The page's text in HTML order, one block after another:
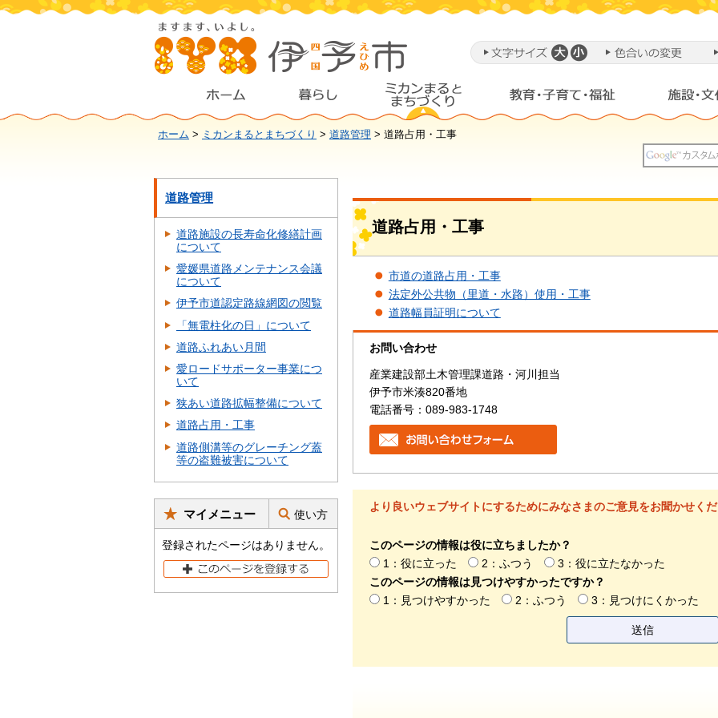
ホーム > ミカンまるとまちづくり > 道路管理 > 道路占用・工事
道路管理
道路施設の長寿命化修繕計画
について
愛媛県道路メンテナンス会議
について
伊予市道認定路線網図の閲覧
「無電柱化の日」について
道路ふれあい月間
愛ロードサポーター事業につ
いて
狭あい道路拡幅整備について
道路占用・工事
道路側溝等のグレーチング蓋
等の盗難被害について
マイメニュー 使い方
登録されたページはありません。
道路占用・工事
市道の道路占用・工事
法定外公共物（里道・水路）使用・工事
道路幅員証明について
お問い合わせ
産業建設部土木管理課道路・河川担当
伊予市米湊820番地
電話番号：089-983-1748
より良いウェブサイトにするためにみなさまのご意見をお聞かせく
このページの情報は役に立ちましたか？
1：役に立った
2：ふつう
3：役に立たなかった
このページの情報は見つけやすかったですか？
1：見つけやすかった
2：ふつう 3：見つけにくかった